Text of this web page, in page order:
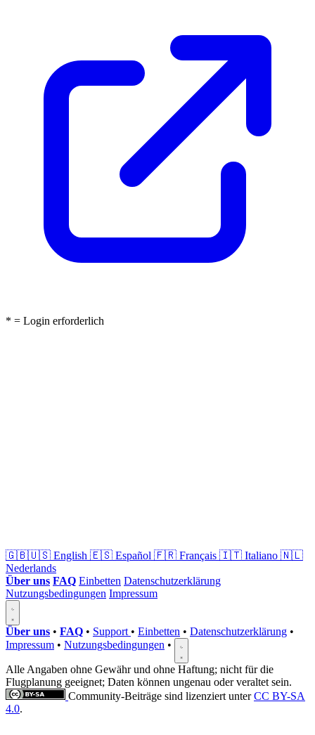
* = Login erforderlich
🇬🇧🇺🇸 English 🇪🇸 Español 🇫🇷 Français 🇮🇹 Italiano 🇳🇱
Nederlands
Über uns FAQ Einbetten Datenschutzerklärung
Nutzungsbedingungen Impressum
Über uns • FAQ • Support • Einbetten • Datenschutzerklärung •
Impressum • Nutzungsbedingungen •
Alle Angaben ohne Gewähr und ohne Haftung; nicht für die
Flugplanung geeignet; Daten können ungenau oder veraltet sein.
Community-Beiträge sind lizenziert unterCC BY-SA
4.0.